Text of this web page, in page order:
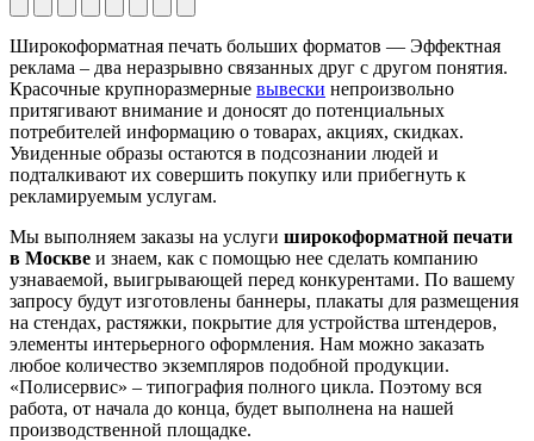
Широкоформатная печать больших форматов — Эффектная
реклама – два неразрывно связанных друг с другом понятия.
Красочные крупноразмерные вывески непроизвольно
притягивают внимание и доносят до потенциальных
потребителей информацию о товарах, акциях, скидках.
Увиденные образы остаются в подсознании людей и
подталкивают их совершить покупку или прибегнуть к
рекламируемым услугам.
Мы выполняем заказы на услуги широкоформатной печати
в Москве и знаем, как с помощью нее сделать компанию
узнаваемой, выигрывающей перед конкурентами. По вашему
запросу будут изготовлены баннеры, плакаты для размещения
на стендах, растяжки, покрытие для устройства штендеров,
элементы интерьерного оформления. Нам можно заказать
любое количество экземпляров подобной продукции.
«Полисервис» – типография полного цикла. Поэтому вся
работа, от начала до конца, будет выполнена на нашей
производственной площадке.